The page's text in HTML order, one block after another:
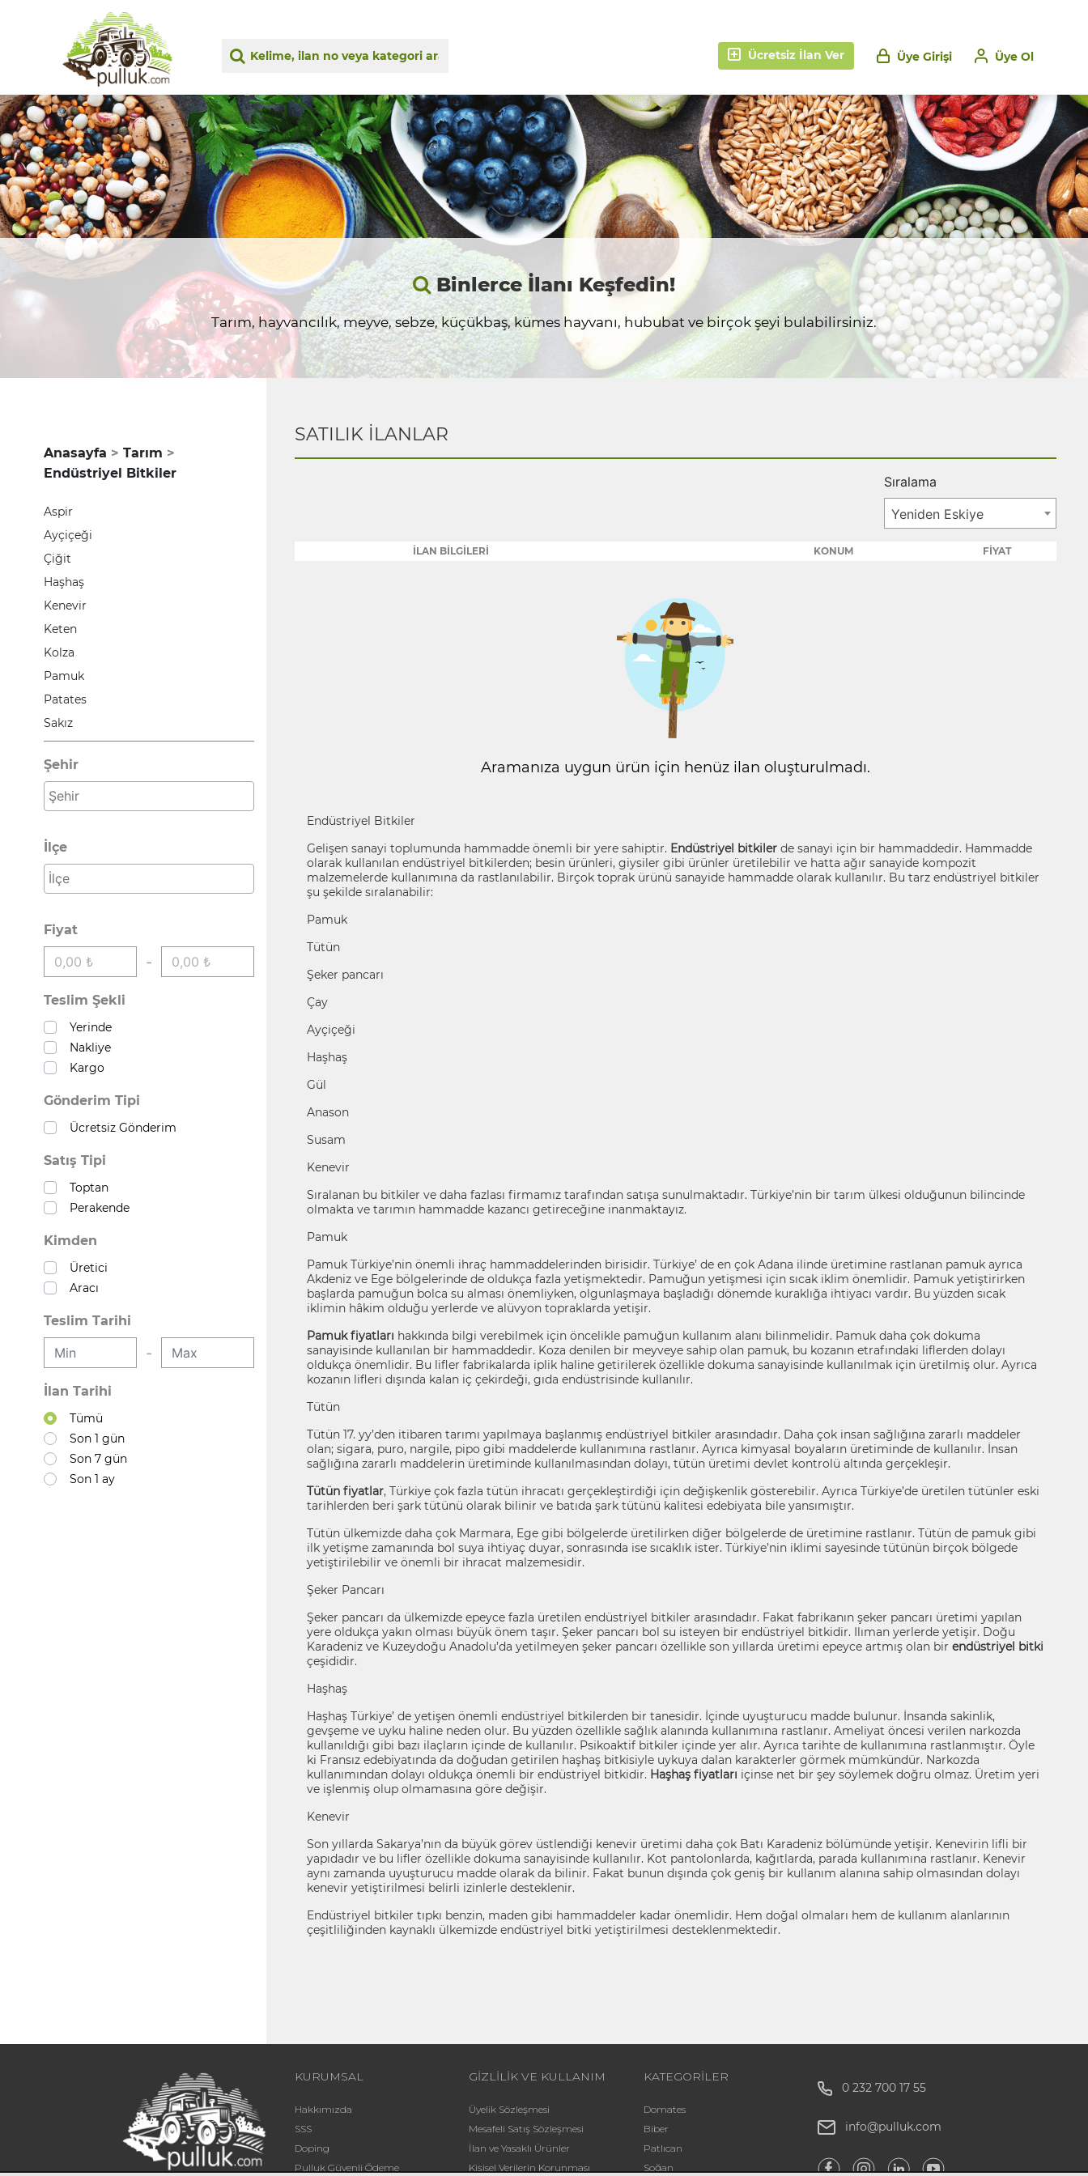
Üye Ol
Üye Girişi
Ücretsiz İlan Ver
Binlerce İlanı Keşfedin!
Tarım, hayvancılık, meyve, sebze, küçükbaş, kümes hayvanı, hububat ve birçok şeyi bulabilirsiniz.
Anasayfa
Tarım
Endüstriyel Bitkiler
Aspir
Ayçiçeği
Çiğit
Haşhaş
Kenevir
Keten
Kolza
Pamuk
Patates
Sakız
Şeker Kamışı
Şeker Pancarı
Soya
Susam
Tütün
Yer Elması
Şehir
İlçe
Fiyat
-
Teslim Şekli
Yerinde
Nakliye
Kargo
Gönderim Tipi
Ücretsiz Gönderim
Satış Tipi
Toptan
Perakende
Kimden
Üretici
Aracı
Teslim Tarihi
-
İlan Tarihi
Tümü
Son 1 gün
Son 7 gün
Son 1 ay
SATILIK İLANLAR
Sıralama
Yeniden Eskiye
İLAN BİLGİLERİ KONUM FİYAT
Aramanıza uygun ürün için henüz ilan oluşturulmadı.
Endüstriyel Bitkiler
Gelişen sanayi toplumunda hammadde önemli bir yere sahiptir. Endüstriyel bitkiler de sanayi için bir hammaddedir. Hammadde
olarak kullanılan endüstriyel bitkilerden; besin ürünleri, giysiler gibi ürünler üretilebilir ve hatta ağır sanayide kompozit
malzemelerde kullanımına da rastlanılabilir. Birçok toprak ürünü sanayide hammadde olarak kullanılır. Bu tarz endüstriyel bitkiler
şu şekilde sıralanabilir:
Pamuk
Tütün
Şeker pancarı
Çay
Ayçiçeği
Haşhaş
Gül
Anason
Susam
Kenevir
Sıralanan bu bitkiler ve daha fazlası firmamız tarafından satışa sunulmaktadır. Türkiye’nin bir tarım ülkesi olduğunun bilincinde
olmakta ve tarımın hammadde kazancı getireceğine inanmaktayız.
Pamuk
Pamuk Türkiye’nin önemli ihraç hammaddelerinden birisidir. Türkiye’ de en çok Adana ilinde üretimine rastlanan pamuk ayrıca
Akdeniz ve Ege bölgelerinde de oldukça fazla yetişmektedir. Pamuğun yetişmesi için sıcak iklim önemlidir. Pamuk yetiştirirken
başlarda pamuğun bolca su alması önemliyken, olgunlaşmaya başladığı dönemde kuraklığa ihtiyacı vardır. Bu yüzden sıcak
iklimin hâkim olduğu yerlerde ve alüvyon topraklarda yetişir.
Pamuk fiyatları hakkında bilgi verebilmek için öncelikle pamuğun kullanım alanı bilinmelidir. Pamuk daha çok dokuma
sanayisinde kullanılan bir hammaddedir. Koza denilen bir meyveye sahip olan pamuk, bu kozanın etrafındaki liflerden dolayı
oldukça önemlidir. Bu lifler fabrikalarda iplik haline getirilerek özellikle dokuma sanayisinde kullanılmak için üretilmiş olur. Ayrıca
kozanın lifleri dışında kalan iç çekirdeği, gıda endüstrisinde kullanılır.
Tütün
Tütün 17. yy’den itibaren tarımı yapılmaya başlanmış endüstriyel bitkiler arasındadır. Daha çok insan sağlığına zararlı maddeler
olan; sigara, puro, nargile, pipo gibi maddelerde kullanımına rastlanır. Ayrıca kimyasal boyaların üretiminde de kullanılır. İnsan
sağlığına zararlı maddelerin üretiminde kullanılmasından dolayı, tütün üretimi devlet kontrolü altında gerçekleşir.
Tütün fiyatlar, Türkiye çok fazla tütün ihracatı gerçekleştirdiği için değişkenlik gösterebilir. Ayrıca Türkiye’de üretilen tütünler eski
tarihlerden beri şark tütünü olarak bilinir ve batıda şark tütünü kalitesi edebiyata bile yansımıştır.
Tütün ülkemizde daha çok Marmara, Ege gibi bölgelerde üretilirken diğer bölgelerde de üretimine rastlanır. Tütün de pamuk gibi
ilk yetişme zamanında bol suya ihtiyaç duyar, sonrasında ise sıcaklık ister. Türkiye’nin iklimi sayesinde tütünün birçok bölgede
yetiştirilebilir ve önemli bir ihracat malzemesidir.
Şeker Pancarı
Şeker pancarı da ülkemizde epeyce fazla üretilen endüstriyel bitkiler arasındadır. Fakat fabrikanın şeker pancarı üretimi yapılan
yere oldukça yakın olması büyük önem taşır. Şeker pancarı bol su isteyen bir endüstriyel bitkidir. Ilıman yerlerde yetişir. Doğu
Karadeniz ve Kuzeydoğu Anadolu’da yetilmeyen şeker pancarı özellikle son yıllarda üretimi epeyce artmış olan bir endüstriyel bitki
çeşididir.
Haşhaş
Haşhaş Türkiye’ de yetişen önemli endüstriyel bitkilerden bir tanesidir. İçinde uyuşturucu madde bulunur. İnsanda sakinlik,
gevşeme ve uyku haline neden olur. Bu yüzden özellikle sağlık alanında kullanımına rastlanır. Ameliyat öncesi verilen narkozda
kullanıldığı gibi bazı ilaçların içinde de kullanılır. Psikoaktif bitkiler içinde yer alır. Ayrıca tarihte de kullanımına rastlanmıştır. Öyle
ki Fransız edebiyatında da doğudan getirilen haşhaş bitkisiyle uykuya dalan karakterler görmek mümkündür. Narkozda
kullanımından dolayı oldukça önemli bir endüstriyel bitkidir. Haşhaş fiyatları içinse net bir şey söylemek doğru olmaz. Üretim yeri
ve işlenmiş olup olmamasına göre değişir.
Kenevir
Son yıllarda Sakarya’nın da büyük görev üstlendiği kenevir üretimi daha çok Batı Karadeniz bölümünde yetişir. Kenevirin lifli bir
yapıdadır ve bu lifler özellikle dokuma sanayisinde kullanılır. Kot pantolonlarda, kağıtlarda, parada kullanımına rastlanır. Kenevir
aynı zamanda uyuşturucu madde olarak da bilinir. Fakat bunun dışında çok geniş bir kullanım alanına sahip olmasından dolayı
kenevir yetiştirilmesi belirli izinlerle desteklenir.
Endüstriyel bitkiler tıpkı benzin, maden gibi hammaddeler kadar önemlidir. Hem doğal olmaları hem de kullanım alanlarının
çeşitliliğinden kaynaklı ülkemizde endüstriyel bitki yetiştirilmesi desteklenmektedir.
KURUMSAL
Hakkımızda
SSS
Doping
Pulluk Güvenli Ödeme
GİZLİLİK VE KULLANIM
Üyelik Sözleşmesi
Mesafeli Satış Sözleşmesi
İlan ve Yasaklı Ürünler
Kişisel Verilerin Korunması
KATEGORİLER
Domates
Biber
Patlıcan
Soğan
0 232 700 17 55
info@pulluk.com